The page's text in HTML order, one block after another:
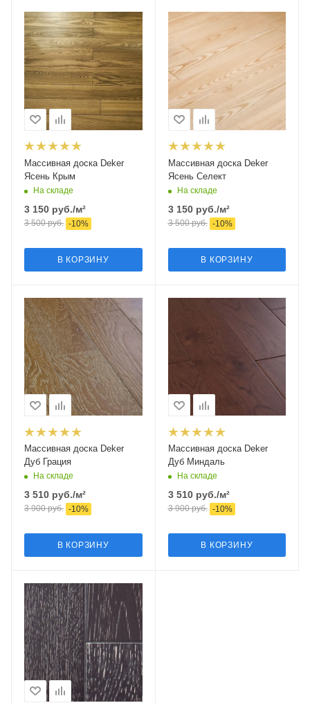
Массивная доска Deker
Ясень Крым
На складе
3 150 руб./м²
3 500руб. -10%
В КОРЗИНУ
Массивная доска Deker
Ясень Селект
На складе
3 150руб./м²
3 500руб. -10%
В КОРЗИНУ
Массивная доска Deker
Дуб Грация
На складе
3 510 руб./м²
3 900руб. -10%
В КОРЗИНУ
Массивная доска Deker
Дуб Миндаль
На складе
3 510руб./м²
3 900руб. -10%
В КОРЗИНУ